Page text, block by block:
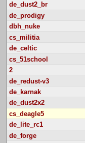
de_dust2_br
de_prodigy
dbh_nuke
cs_militia
de_celtic
cs_51school
2
de_redust-v3
de_karnak
de_dust2x2
cs_deagle5
de_lite_rc1
de_forge